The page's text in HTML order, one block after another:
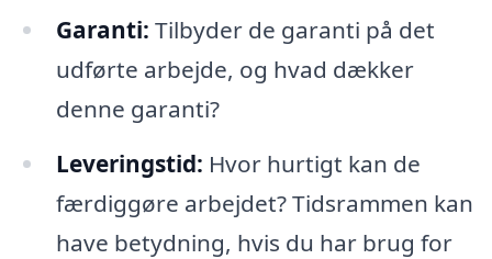
Garanti: Tilbyder de garanti på det
udførte arbejde, og hvad dækker
denne garanti?
Leveringstid: Hvor hurtigt kan de
færdiggøre arbejdet? Tidsrammen kan
have betydning, hvis du har brug for